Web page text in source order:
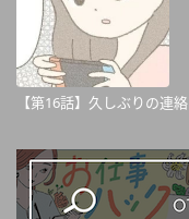
【第16話】久しぶりの連絡